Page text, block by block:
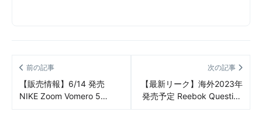
前の記事
【販売情報】6/14 発売
NIKE Zoom Vomero 5
次の記事
【最新リーク】海外2023年
発売予定 Reebok Question